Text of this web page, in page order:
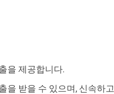
을 제공합니다.
을 받을 수 있으며, 신속하